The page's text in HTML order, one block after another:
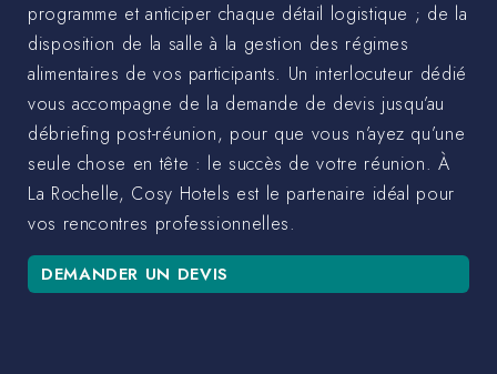
programme et anticiper chaque détail logistique ; de la
disposition de la salle à la gestion des régimes
alimentaires de vos participants. Un interlocuteur dédié
vous accompagne de la demande de devis jusqu’au
débriefing post-réunion, pour que vous n’ayez qu’une
seule chose en tête : le succès de votre réunion. À
La Rochelle, Cosy Hotels est le partenaire idéal pour
vos rencontres professionnelles.
DEMANDER UN DEVIS